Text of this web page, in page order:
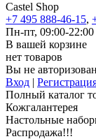
Castel Shop
+7 495 888-46-15,
Пн-пт, 09:00-22:00
В вашей корзине
нет товаров
Вы не
Вход |
Полный каталог
Кожгалантерея
Настольные
Распродажа!!!